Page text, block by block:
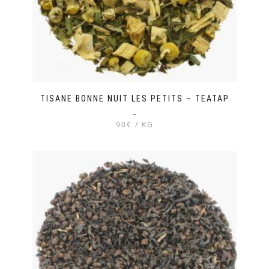
page
du
produit
TISANE BONNE NUIT LES PETITS – TEATAP
–
90€ / KG
a
plusieurs
variations.
Les
options
peuvent
être
choisies
sur